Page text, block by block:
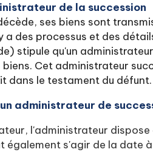
de la succession
ses biens sont
a des processus et des
stipule qu'un
Cet administrateur
dans le testament du défunt.
administrateur de
l'administrateur
également s'agir de la date